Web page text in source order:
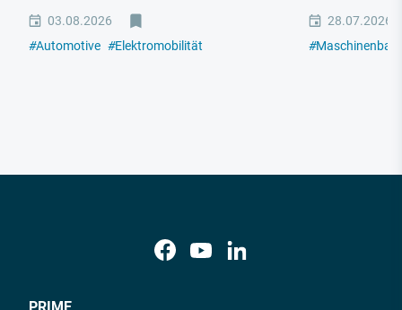
03.08.2026
#Automotive #Elektromobilität
28.07.2026
#Maschinenbau